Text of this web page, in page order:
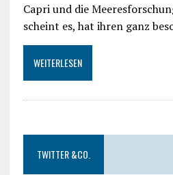
Capri und die
scheint es, hat ihren ganz
WEITERLESEN
TWITTER &CO.